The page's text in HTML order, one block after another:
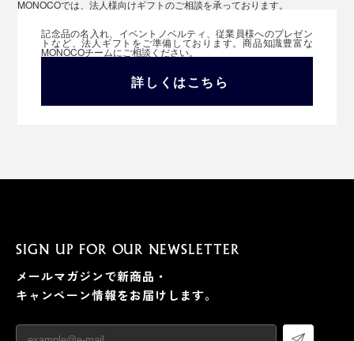
MONOCOでは、法人様向けギフトのご相談を承っております。
記念品の名入れ、イベントノベルティ、従業員様へのプレゼン
トなど、法人ギフトをご準備しております。商品知識豊富な
MONOCOチームにご相談ください。
詳しくはこちら
SIGN UP FOR OUR NEWSLETTER
メールマガジンで新商品・
キャンペーン情報をお届けします。